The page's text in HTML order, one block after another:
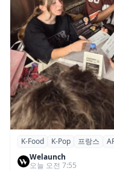
파리의 K-Food
두’도 현지 미식계
K-Food K-Pop 프랑스
Welaunch
오늘 오전 7:55